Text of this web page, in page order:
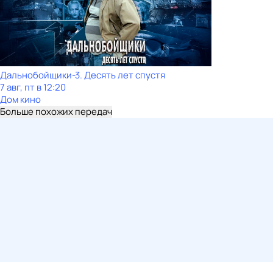
Дальнобойщики-3. Десять лет спустя
7 авг, пт в 12:20
Дом кино
Больше похожих передач